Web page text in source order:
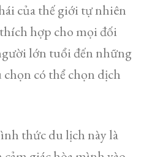
của thế giới tự nhiên
hợp cho mọi đối
lớn tuổi đến những
có thể chọn dịch
thức du lịch này là